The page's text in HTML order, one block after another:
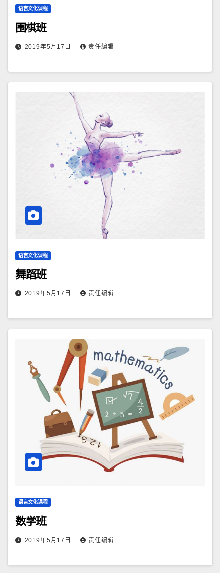
语言文化课程
围棋班
2019年5月17日 责任编辑
语言文化课程
舞蹈班
2019年5月17日 责任编辑
语言文化课程
数学班
2019年5月17日 责任编辑